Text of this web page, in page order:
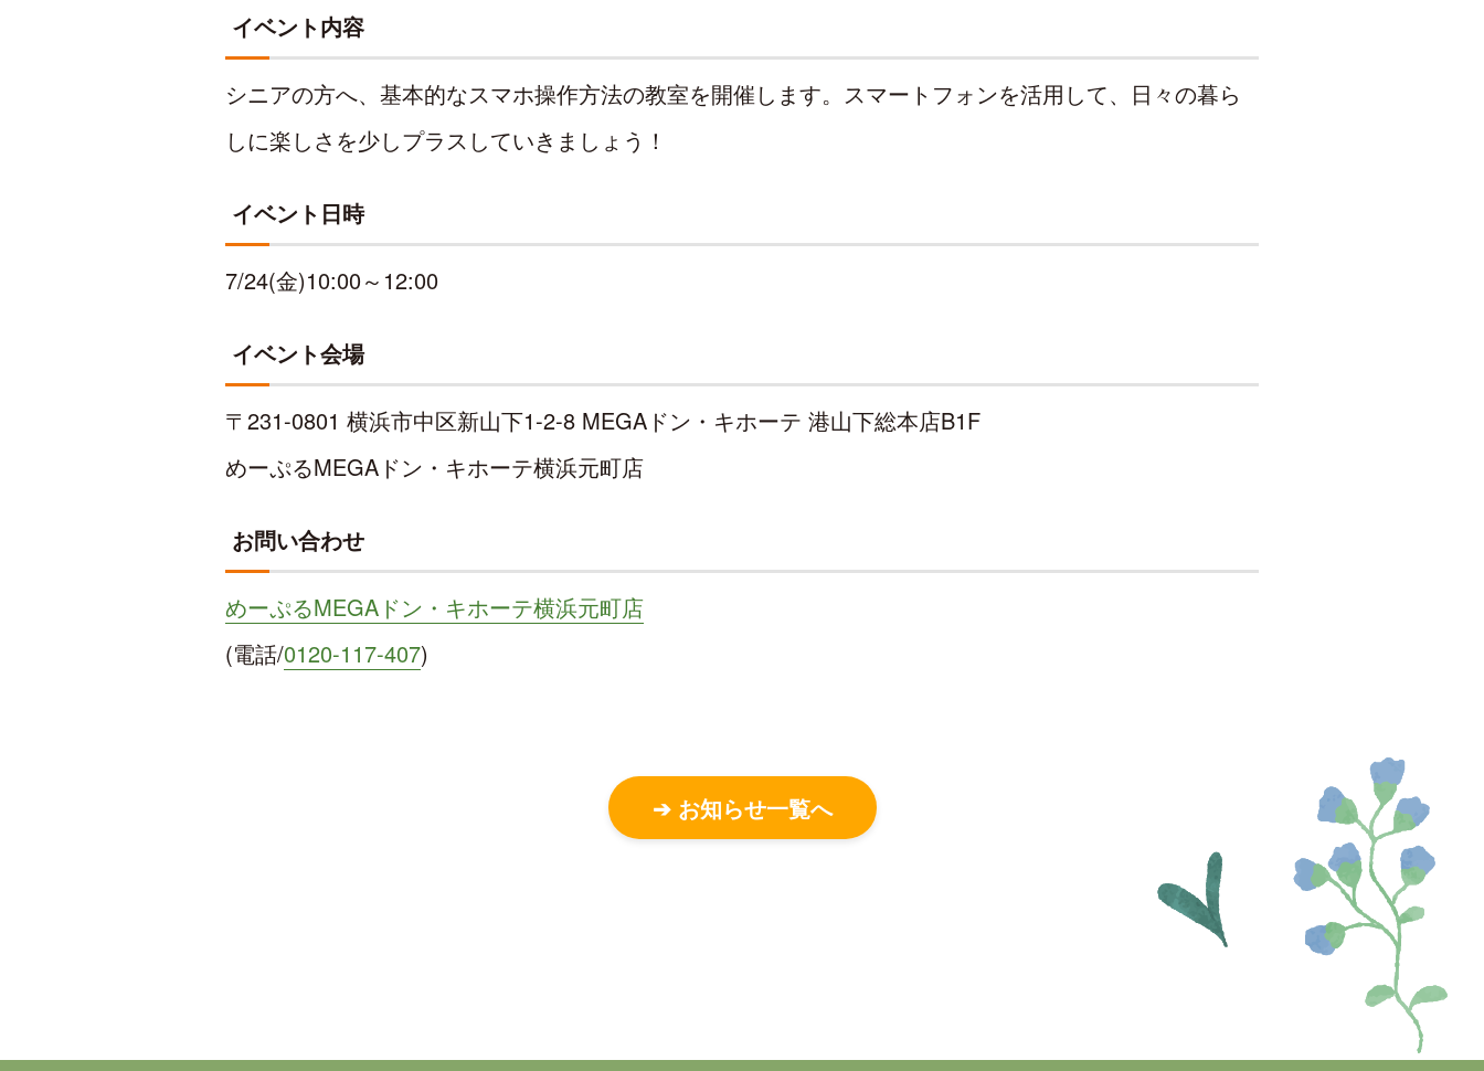
イベント内容
シニアの方へ、基本的なスマホ操作方法の教室を開催します。スマートフォンを活用して、日々の暮ら
しに楽しさを少しプラスしていきましょう！
イベント日時
7/24(金)10:00～12:00
イベント会場
〒231-0801 横浜市中区新山下1-2-8 MEGAドン・キホーテ 港山下総本店B1F
めーぷるMEGAドン・キホーテ横浜元町店
お問い合わせ
めーぷるMEGAドン・キホーテ横浜元町店
(電話/0120-117-407)
➔ お知らせ一覧へ